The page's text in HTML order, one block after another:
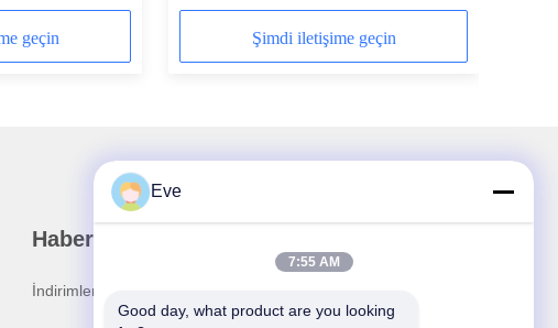
geçin Şimdi iletişime geçin
Haber Bültenimiz
İndirimler ve daha fazlası için bültenimize abone olun.
Eve
7:55 AM
Good day, what product are you looking